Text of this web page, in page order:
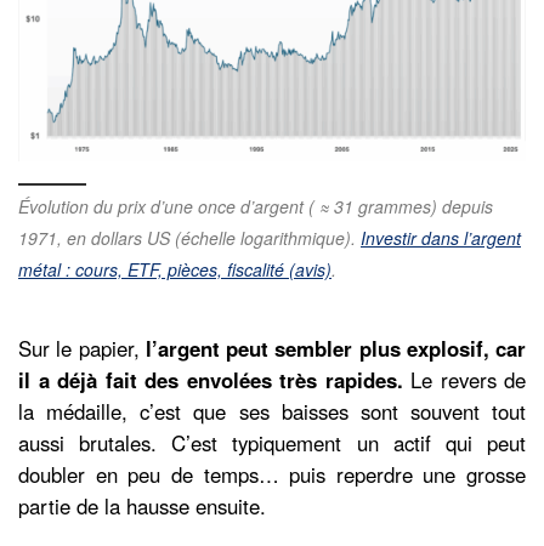
Évolution du prix d’une once d’argent ( ≈ 31 grammes) depuis
1971, en dollars US (échelle logarithmique). Investir dans l’argent
métal : cours, ETF, pièces, fiscalité (avis).
Sur le papier, l’argent peut sembler plus explosif, car
il a déjà fait des envolées très rapides. Le revers de
la médaille, c’est que ses baisses sont souvent tout
aussi brutales. C’est typiquement un actif qui peut
doubler en peu de temps… puis reperdre une grosse
partie de la hausse ensuite.